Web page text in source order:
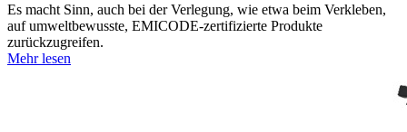
Es macht Sinn, auch bei der Verlegung, wie etwa beim Verkleben,
auf umweltbewusste, EMICODE-zertifizierte Produkte
zurückzugreifen.
Mehr lesen